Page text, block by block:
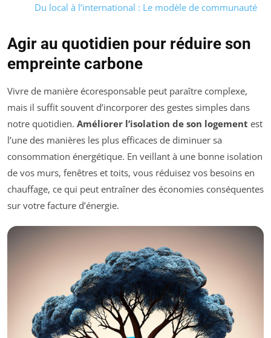
Du local à l’international : Le modèle de communauté
Agir au quotidien pour réduire son
empreinte carbone
Vivre de manière écoresponsable peut paraître complexe,
mais il suffit souvent d’incorporer des gestes simples dans
notre quotidien. Améliorer l’isolation de son logement est
l’une des manières les plus efficaces de diminuer sa
consommation énergétique. En veillant à une bonne isolation
de vos murs, fenêtres et toits, vous réduisez vos besoins en
chauffage, ce qui peut entraîner des économies conséquentes
sur votre facture d’énergie.